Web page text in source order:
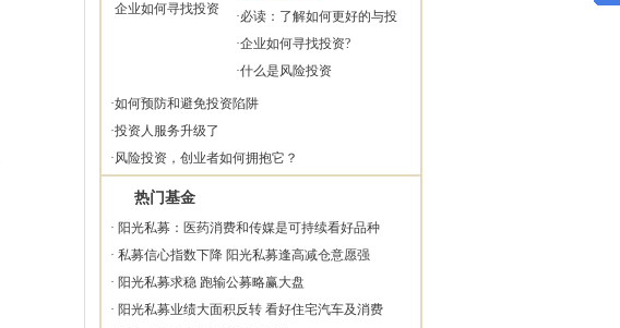
企业如何寻找投资
·必读：了解如何更好的与投
·企业如何寻找投资?
·什么是风险投资
·如何预防和避免投资陷阱
·投资人服务升级了
·风险投资，创业者如何拥抱它？
热门基金
· 阳光私募：医药消费和传媒是可持续看好品种
· 私募信心指数下降 阳光私募逢高减仓意愿强
· 阳光私募求稳 跑输公募略赢大盘
· 阳光私募业绩大面积反转 看好住宅汽车及消费